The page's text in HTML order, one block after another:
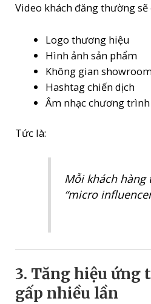
Video khách đăng thường sẽ
Logo thương hiệu
Hình ảnh sản phẩm
Không gian
Hashtag chiến dịch
Âm nhạc chương trình
Tức là:
Mỗi khách
“micro
3. Tăng hiệu ứng
gấp nhiều lần